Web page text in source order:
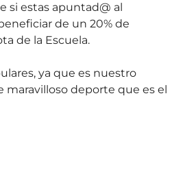
si estas apuntad@ al
de un 20% de
de la Escuela.
ya que es nuestro
maravilloso deporte que es el